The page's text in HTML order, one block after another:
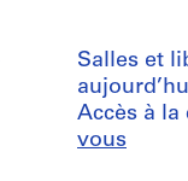
Salles et
Accès à la
vous